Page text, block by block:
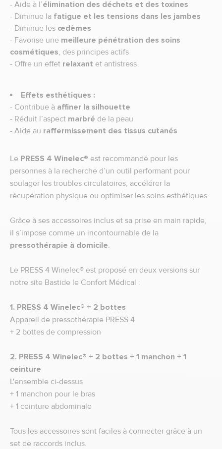
- Aide à l’élimination des déchets et des toxines
- Diminue la fatigue et les tensions dans les jambes
- Diminue les œdèmes
- Favorise une meilleure pénétration des soins
cosmétiques, des principes actifs
- Offre un effet relaxant et antistress
Effets esthétiques :
- Contribue à affiner la silhouette
- Réduit l’aspect marbré de la peau
- Aide au raffermissement des tissus cutanés
Le PRESS 4 Winelec® est recommandé pour les
personnes à la recherche d’un outil performant pour
soulager les troubles circulatoires, accélérer la
récupération physique ou optimiser les soins esthétiques.
Grâce à ses accessoires inclus et sa prise en main rapide,
il s’impose comme un incontournable de la
pressothérapie à domicile.
Le PRESS 4 Winelec® est proposé en deux versions sur
notre site Bastide le Confort Médical :
1. PRESS 4 Winelec® + 2 bottes
Appareil de pressothérapie PRESS 4
+ 2 bottes de compression
2. PRESS 4 Winelec® + 2 bottes + 1 manchon + 1
ceinture
L'ensemble ci-dessus
+ 1 manchon pour le bras
+ 1 ceinture abdominale
Tous les accessoires sont faciles à connecter grâce à un
set de raccords inclus.